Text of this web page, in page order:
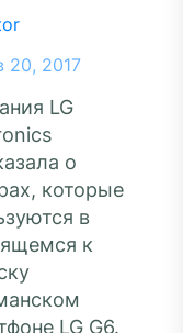
20, 2017
LG
о
которые
в
к
LG G6.